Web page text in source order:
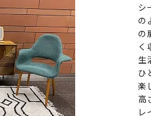
シ
の
の
く
生
ひ
楽
高
レ